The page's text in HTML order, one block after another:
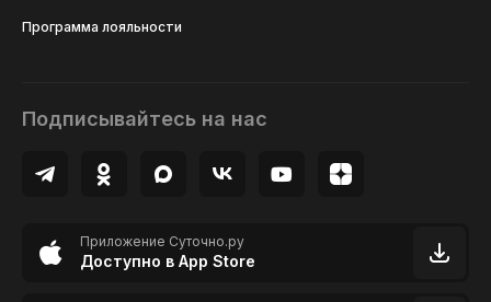
Программа лояльности
Подписывайтесь на нас
Приложение Суточно.ру
Доступно в App Store